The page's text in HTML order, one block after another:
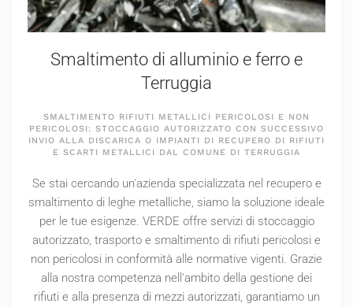
Smaltimento di alluminio e ferro e
Terruggia
SMALTIMENTO RIFIUTI METALLICI PERICOLOSI E NON
PERICOLOSI: STOCCAGGIO AUTORIZZATO CON SUCCESSIVO
INVIO ALLA DISCARICA O IMPIANTI DI RECUPERO DI RIFIUTI
E SCARTI METALLICI DAL COMUNE DI TERRUGGIA
Se stai cercando un'azienda specializzata nel recupero e
smaltimento di leghe metalliche, siamo la soluzione ideale
per le tue esigenze. VERDE offre servizi di stoccaggio
autorizzato, trasporto e smaltimento di rifiuti pericolosi e
non pericolosi in conformità alle normative vigenti. Grazie
alla nostra competenza nell'ambito della gestione dei
rifiuti e alla presenza di mezzi autorizzati, garantiamo un